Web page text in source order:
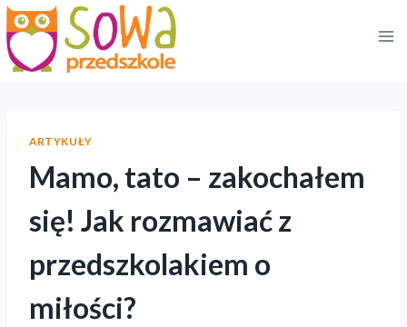
Przejdź
do
treści
ARTYKUŁY
Mamo, tato – zakochałem
się! Jak rozmawiać z
przedszkolakiem o
miłości?